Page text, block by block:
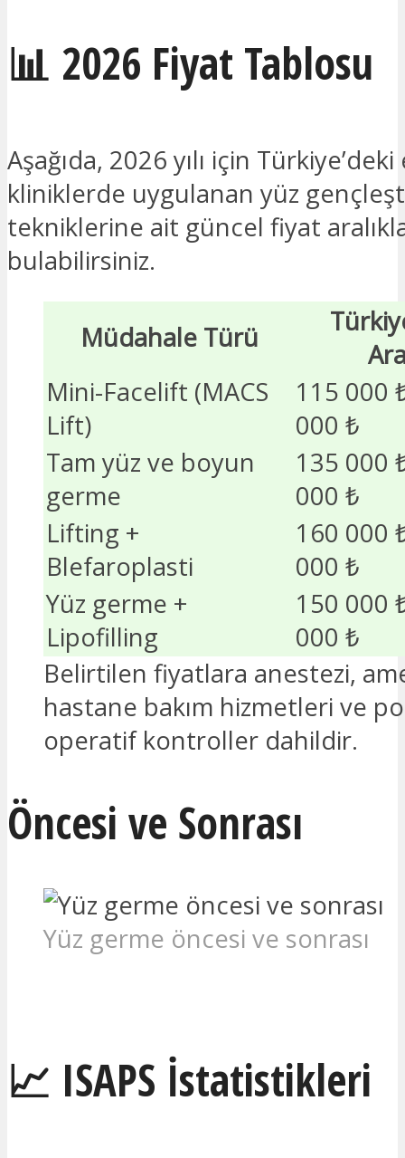
📊 2026 Fiyat Tablosu
Aşağıda, 2026 yılı için
kliniklerde uygulanan yüz
tekniklerine ait güncel fiyat
bulabilirsiniz.
Müdahale Türü
Mini-Facelift (MACS
Lift)
115 000
000 ₺
Tam yüz ve boyun
germe
135 000
000 ₺
Lifting +
Blefaroplasti
160 000
000 ₺
Yüz germe +
Lipofilling
150 000
000 ₺
Belirtilen fiyatlara anestezi,
hastane bakım hizmetleri ve
operatif kontroller dahildir.
Öncesi ve Sonrası
Yüz germe öncesi ve sonrası
📈 ISAPS İstatistikleri